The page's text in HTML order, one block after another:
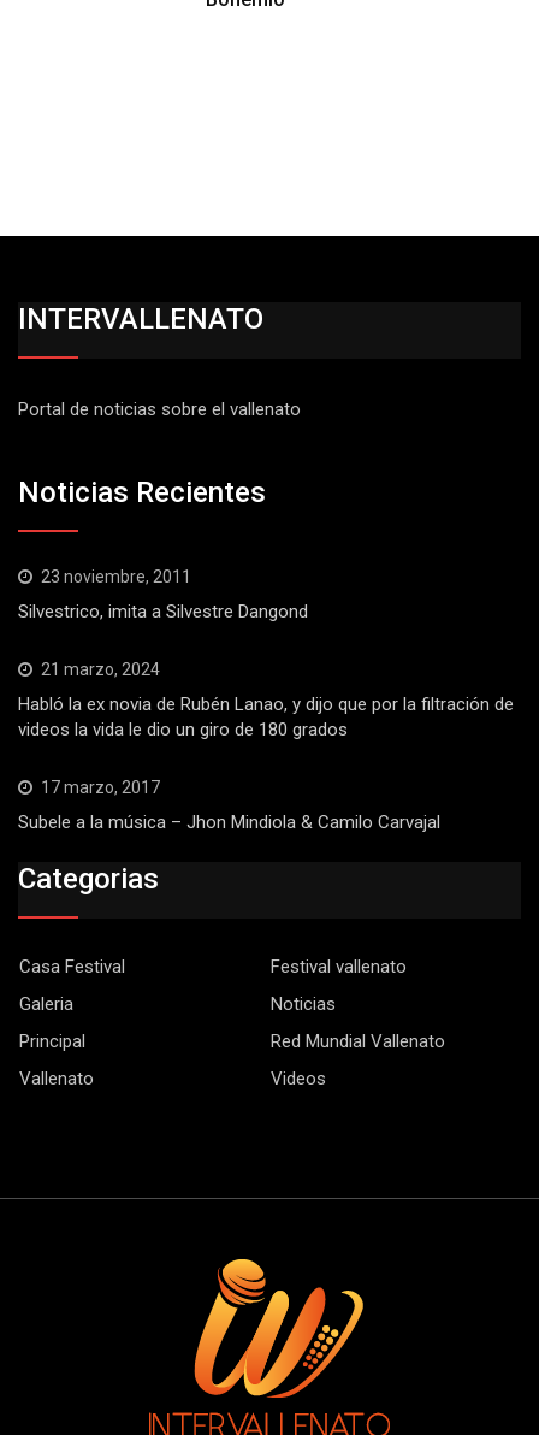
INTERVALLENATO
Portal de noticias sobre el vallenato
Noticias Recientes
23 noviembre, 2011
Silvestrico, imita a Silvestre Dangond
21 marzo, 2024
Habló la ex novia de Rubén Lanao, y dijo que por la filtración de
videos la vida le dio un giro de 180 grados
17 marzo, 2017
Subele a la música – Jhon Mindiola & Camilo Carvajal
Categorias
Casa Festival
Festival vallenato
Galeria
Noticias
Principal
Red Mundial Vallenato
Vallenato
Videos